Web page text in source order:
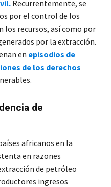
Recurrentemente, se
por el control de los
recursos, así como por
por la extracción.
en episodios de
de los derechos
de
africanos en la
en razones
de petróleo
ingresos